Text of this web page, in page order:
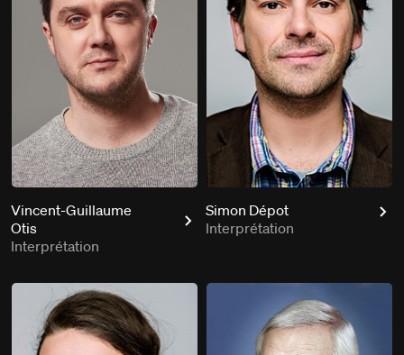
Vincent-Guillaume
Otis
Interprétation
Simon Dépot
Interprétation